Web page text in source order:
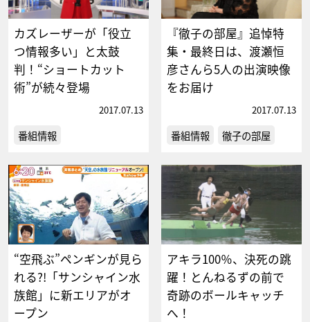
カズレーザーが「役立
つ情報多い」と太鼓
判！“ショートカット
術”が続々登場
2017.07.13
番組情報
『徹子の部屋』追悼特
集・最終日は、渡瀬恒
彦さんら5人の出演映像
をお届け
2017.07.13
番組情報 徹子の部屋
“空飛ぶ”ペンギンが見ら
れる?!「サンシャイン水
族館」に新エリアがオ
ープン
アキラ100％、決死の跳
躍！とんねるずの前で
奇跡のボールキャッチ
へ！